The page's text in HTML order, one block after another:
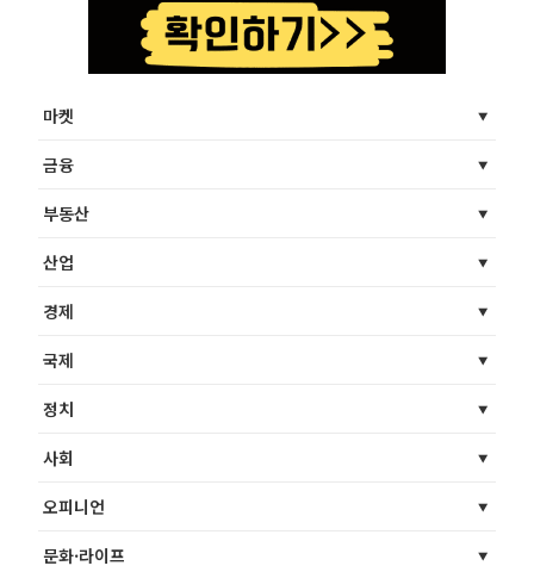
마켓
금융
부동산
산업
경제
국제
정치
사회
오피니언
문화·라이프